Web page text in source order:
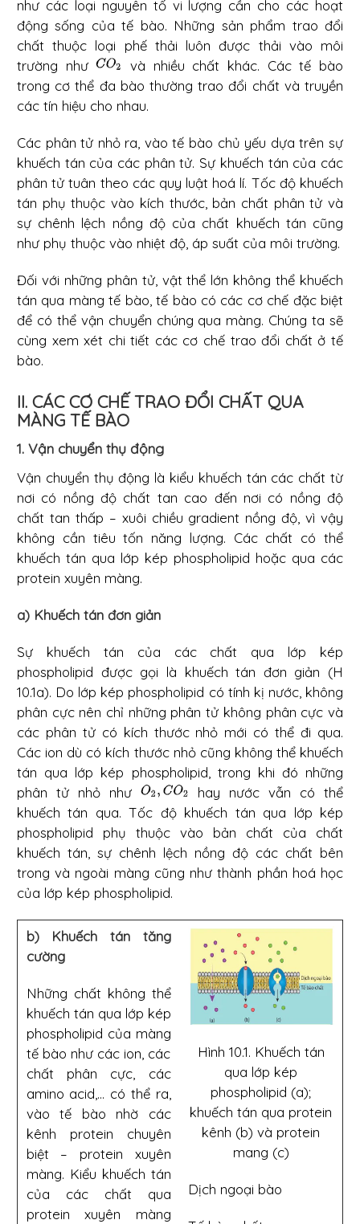
như các loại nguyên tố vi lượng cần cho các hoạt
động sống của tế bào. Những sản phẩm trao đổi
chất thuộc loại phế thải luôn được thải vào môi
trường như
và nhiều chất khác. Các tế bào
trong cơ thể đa bào thường trao đổi chất và truyền
các tín hiệu cho nhau.
Các phân tử nhỏ ra, vào tế bào chủ yếu dựa trên sự
khuếch tán của các phân tử. Sự khuếch tán của các
phân tử tuân theo các quy luật hoá lí. Tốc độ khuếch
tán phụ thuộc vào kích thước, bản chất phân tử và
sự chênh lệch nồng độ của chất khuếch tán cũng
như phụ thuộc vào nhiệt độ, áp suất của môi trường.
Đối với những phân tử, vật thể lớn không thể khuếch
tán qua màng tế bào, tế bào có các cơ chế đặc biệt
để có thể vận chuyển chúng qua màng. Chúng ta sẽ
cùng xem xét chi tiết các cơ chế trao đổi chất ở tế
bào.
II. CÁC CƠ CHẾ TRAO ĐỔI CHẤT QUA
MÀNG TẾ BÀO
1. Vận chuyển thụ động
Vận chuyển thụ động là kiểu khuếch tán các chất từ
nơi có nồng độ chất tan cao đến nơi có nồng độ
chất tan thấp – xuôi chiều gradient nồng độ, vì vậy
không cần tiêu tốn năng lượng. Các chất có thể
khuếch tán qua lớp kép phospholipid hoặc qua các
protein xuyên màng.
a) Khuếch tán đơn giản
Sự khuếch tán của các chất qua lớp kép
phospholipid được gọi là khuếch tán đơn giản (H
10.1a). Do lớp kép phospholipid có tính kị nước, không
phân cực nên chỉ những phân tử không phân cực và
các phân tử có kích thước nhỏ mới có thể đi qua.
Các ion dù có kích thước nhỏ cũng không thể khuếch
tán qua lớp kép phospholipid, trong khi đó những
phân tử nhỏ như
hay nước vẫn có thể
khuếch tán qua. Tốc độ khuếch tán qua lớp kép
phospholipid phụ thuộc vào bản chất của chất
khuếch tán, sự chênh lệch nồng độ các chất bên
trong và ngoài màng cũng như thành phần hoá học
của lớp kép phospholipid.
b) Khuếch tán tăng
cường
Những chất không thể
khuếch tán qua lớp kép
phospholipid của màng
tế bào như các ion, các
chất phân cực, các
amino acid,... có thể ra,
vào tế bào nhờ các
kênh protein chuyên
biệt – protein xuyên
màng. Kiểu khuếch tán
của các chất qua
protein xuyên màng
Hình 10.1. Khuếch tán
qua lớp kép
phospholipid (a);
khuếch tán qua protein
kênh (b) và protein
mang (c)
Dịch ngoại bào